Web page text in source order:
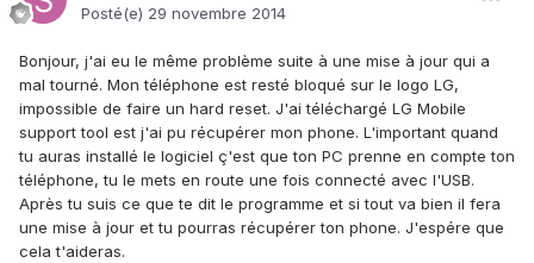
Posté(e) 29 novembre 2014
Bonjour, j'ai eu le même problème suite à une mise à jour qui a
mal tourné. Mon téléphone est resté bloqué sur le logo LG,
impossible de faire un hard reset. J'ai téléchargé LG Mobile
support tool est j'ai pu récupérer mon phone. L'important quand
tu auras installé le logiciel ç'est que ton PC prenne en compte ton
téléphone, tu le mets en route une fois connecté avec l'USB.
Après tu suis ce que te dit le programme et si tout va bien il fera
une mise à jour et tu pourras récupérer ton phone. J'espére que
cela t'aideras.